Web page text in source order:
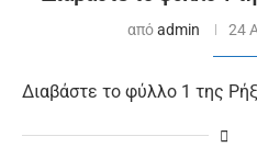
απόadmin 24
Διαβάστε το φύλλο 1 της